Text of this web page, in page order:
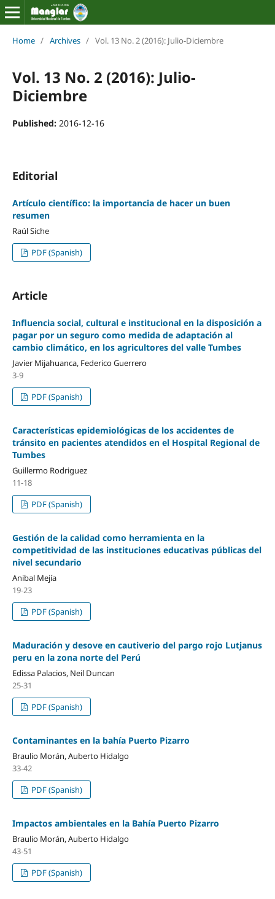
Home / Archives / Vol. 13 No. 2 (2016): Julio-Diciembre
Vol. 13 No. 2 (2016): Julio-
Diciembre
Published: 2016-12-16
Editorial
Artículo científico: la importancia de hacer un buen
resumen
Raúl Siche
PDF (Spanish)
Article
Influencia social, cultural e institucional en la disposición a
pagar por un seguro como medida de adaptación al
cambio climático, en los agricultores del valle Tumbes
Javier Mijahuanca, Federico Guerrero
3-9
PDF (Spanish)
Características epidemiológicas de los accidentes de
tránsito en pacientes atendidos en el Hospital Regional de
Tumbes
Guillermo Rodriguez
11-18
PDF (Spanish)
Gestión de la calidad como herramienta en la
competitividad de las instituciones educativas públicas del
nivel secundario
Anibal Mejía
19-23
PDF (Spanish)
Maduración y desove en cautiverio del pargo rojo Lutjanus
peru en la zona norte del Perú
Edissa Palacios, Neil Duncan
25-31
PDF (Spanish)
Contaminantes en la bahía Puerto Pizarro
Braulio Morán, Auberto Hidalgo
33-42
PDF (Spanish)
Impactos ambientales en la Bahía Puerto Pizarro
Braulio Morán, Auberto Hidalgo
43-51
PDF (Spanish)